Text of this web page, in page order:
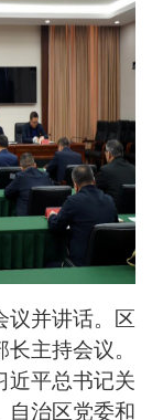
议并讲话。区
主持会议。
近平总书记关
自治区党委和